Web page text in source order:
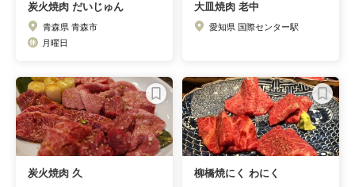
炭火焼肉 だいじゅん
青森県 青森市
月曜日
大皿焼肉 老中
愛知県 国際センター駅
炭火焼肉 久 柳橋焼にく わにく